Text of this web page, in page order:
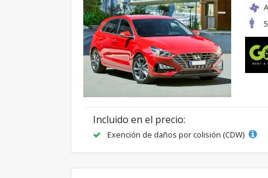
5
Incluido en el precio:
Exención de daños por colisión (CDW)